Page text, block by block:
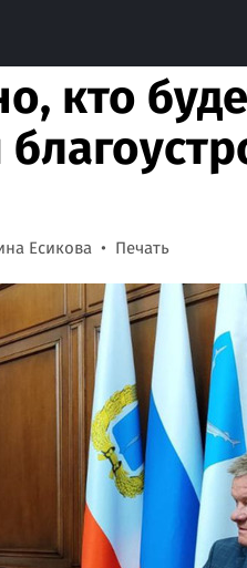
кто
Есикова Печать